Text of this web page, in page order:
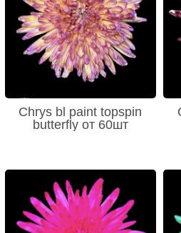
Chrys bl paint topspin
butterfly от 60шт